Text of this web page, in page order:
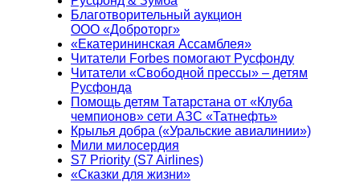
Благотворительный аукцион
ООО «Доброторг»
«Екатерининская Ассамблея»
Читатели Forbes помогают Русфонду
Читатели «Свободной прессы» – детям
Русфонда
Помощь детям Татарстана от «Клуба
чемпионов» сети АЗС «Татнефть»
Крылья добра («Уральские авиалинии»)
Мили милосердия
S7 Priority (S7 Airlines)
«Сказки для жизни»